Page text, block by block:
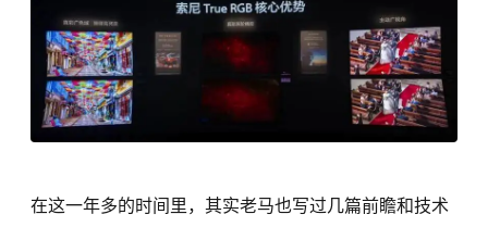
在这一年多的时间里，其实老马也写过几篇前瞻和技术